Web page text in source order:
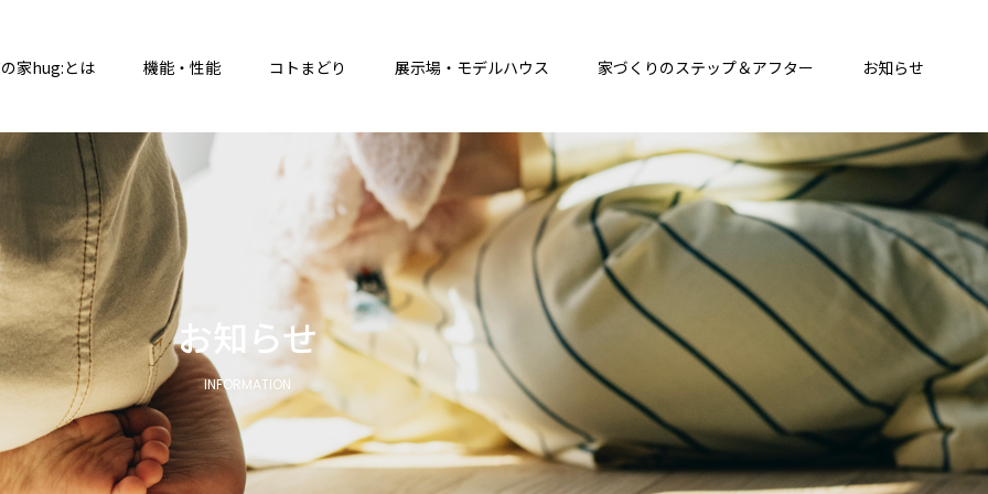
家hug:とは 機能・性能 コトまどり 展示場・モデルハウス 家づくりのステップ＆アフター お知らせ
お知らせ
INFORMATION